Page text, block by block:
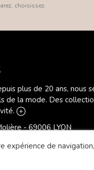
choisissez.
plus de 20 ans, nous
de la mode. Des
- 69006 LYON
expérience de